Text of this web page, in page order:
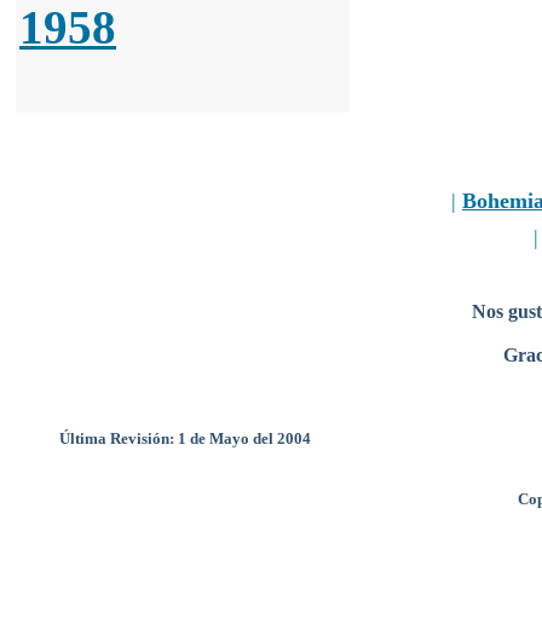
1958
|
Nos
Última Revisión: 1 de Mayo del 2004